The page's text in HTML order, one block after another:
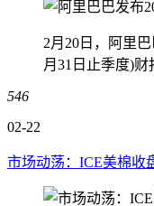
2月20日，阿里
月31日止季度)
546
02-22
市场动荡：ICE美棉收